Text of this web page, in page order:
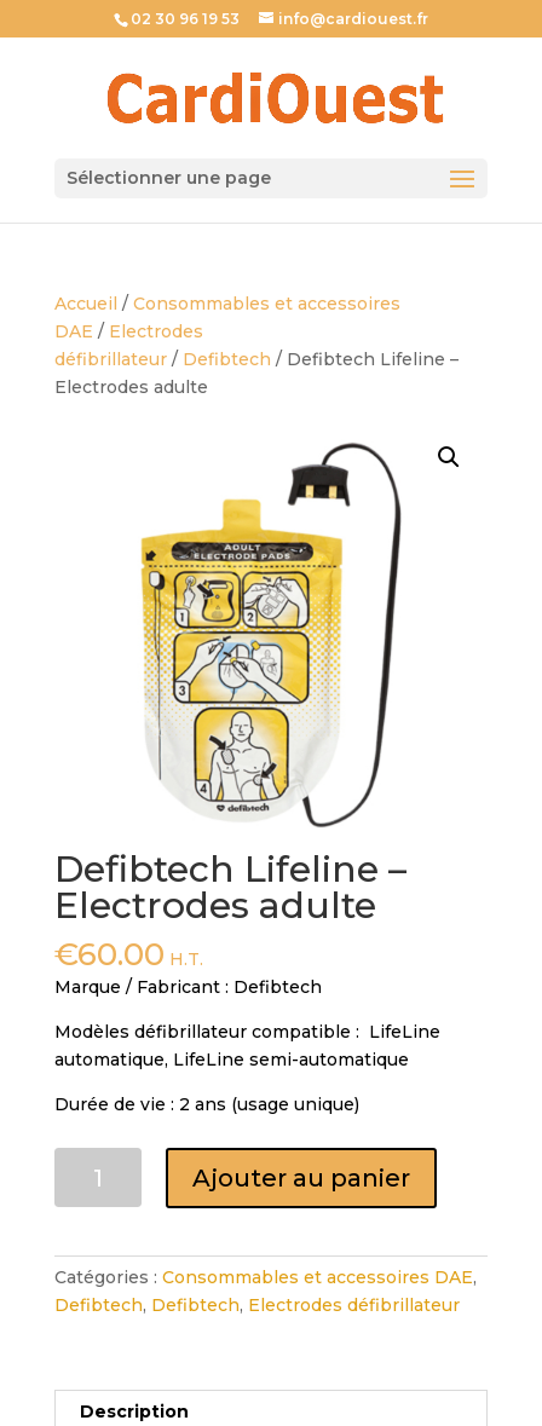
02 30 96 19 53 info@cardiouest.fr
Sélectionner une page
Accueil / Consommables et accessoires
DAE / Electrodes
défibrillateur/ Defibtech / Defibtech Lifeline –
Electrodes adulte
Defibtech Lifeline –
Electrodes adulte
€60.00 H.T.
Marque / Fabricant : Defibtech
Modèles défibrillateur compatible : LifeLine
automatique, LifeLine semi-automatique
Durée de vie : 2 ans (usage unique)
-
Electrodes
Ajouter au panier
Catégories : Consommables et accessoires DAE,
Defibtech, Defibtech, Electrodes défibrillateur
Description